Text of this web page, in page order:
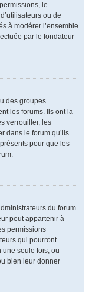
le
ou de
à modérer l’ensemble
par le fondateur
des groupes
les forums. Ils ont la
verrouiller, les
dans le forum qu’ils
pour que les
du forum
peut appartenir à
permissions
qui pourront
seule fois, ou
bien leur donner